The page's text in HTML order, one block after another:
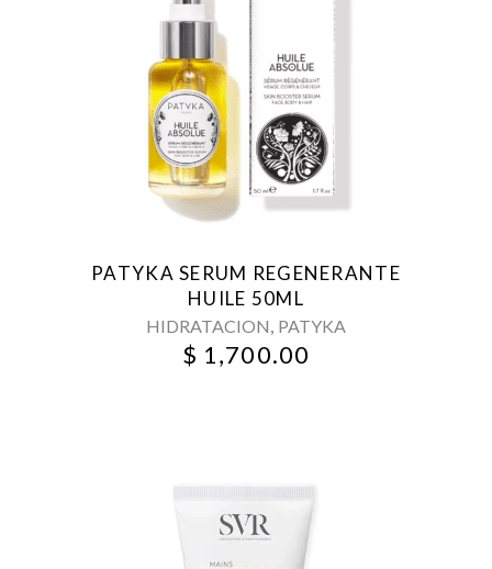
PATYKA SERUM REGENERANTE
HUILE 50ML
HIDRATACION, PATYKA
$ 1,700.00